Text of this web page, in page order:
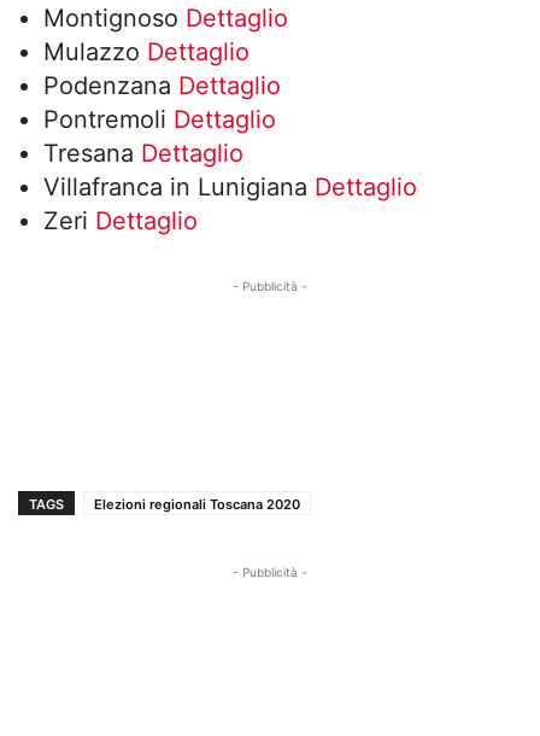
Montignoso Dettaglio
Mulazzo Dettaglio
Podenzana Dettaglio
Pontremoli Dettaglio
Tresana Dettaglio
Villafranca in Lunigiana Dettaglio
Zeri Dettaglio
- Pubblicità -
TAGS Elezioni regionali Toscana 2020
- Pubblicità -